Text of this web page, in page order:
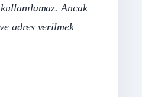
Ancak
adres verilmek